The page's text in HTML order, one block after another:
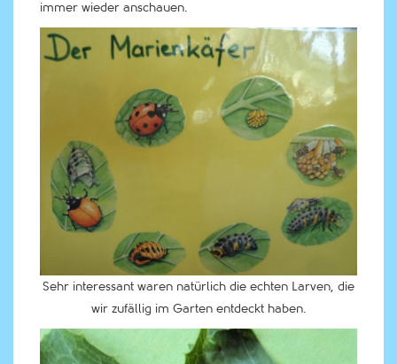
immer wieder anschauen.
Sehr interessant waren natürlich die echten Larven, die
wir zufällig im Garten entdeckt haben.